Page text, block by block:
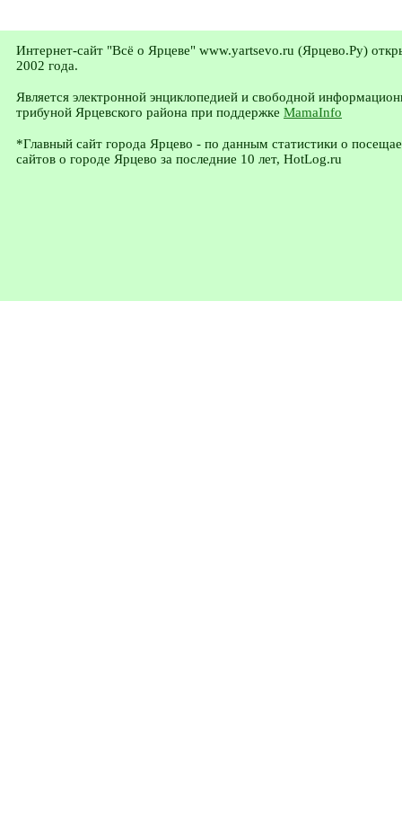
Интернет-сайт "Всё о Ярцеве" www.yartsevo.ru (Ярцево.Ру)
2002 года.
Является электронной энциклопедией и свободной
трибуной Ярцевского района при поддержке MamaInfo
*Главный сайт города Ярцево - по данным статистики о
сайтов о городе Ярцево за последние 10 лет, HotLog.ru